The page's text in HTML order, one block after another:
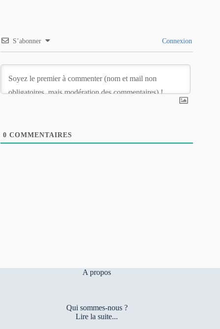
S’abonner Connexion
0 COMMENTAIRES
A propos
Qui sommes-nous ?
Lire la suite...